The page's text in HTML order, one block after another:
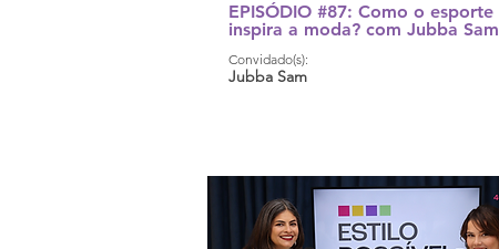
EPISÓDIO #87: Como o esporte
inspira a moda? com Jubba Sam
Convidado(s):
Jubba Sam